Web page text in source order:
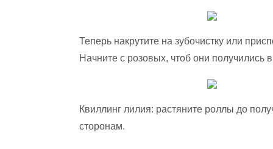
Теперь накрутите на зубочистку или
Начните с розовых, чтоб они получились
Квиллинг лилия: растяните роллы до
сторонам.